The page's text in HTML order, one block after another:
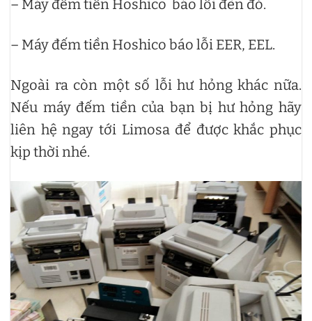
– Máy đếm tiền Hoshico báo lỗi đèn đỏ.
– Máy đếm tiền Hoshico báo lỗi EER, EEL.
Ngoài ra còn một số lỗi hư hỏng khác nữa.
Nếu máy đếm tiền của bạn bị hư hỏng hãy
liên hệ ngay tới Limosa để được khắc phục
kịp thời nhé.